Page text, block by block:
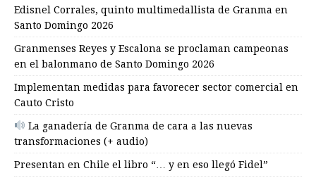
Edisnel Corrales, quinto multimedallista de Granma en
Santo Domingo 2026
Granmenses Reyes y Escalona se proclaman campeonas
en el balonmano de Santo Domingo 2026
Implementan medidas para favorecer sector comercial en
Cauto Cristo
La ganadería de Granma de cara a las nuevas
transformaciones (+ audio)
Presentan en Chile el libro “… y en eso llegó Fidel”